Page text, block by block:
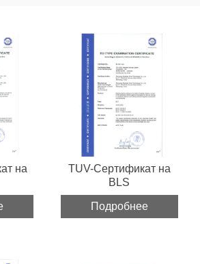
на
TUV-Сертификат на
BLS
Подробнее